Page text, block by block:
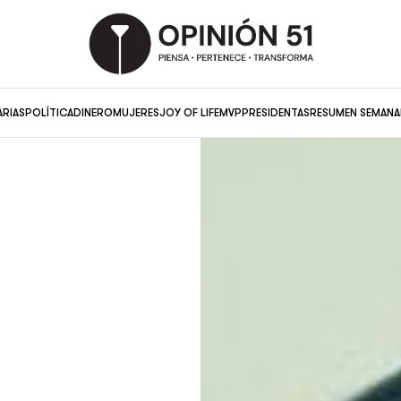
POLÍTICADINEROMUJERESJOY OF LIFEMVPPRESIDENTASRESUMEN